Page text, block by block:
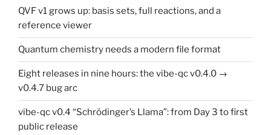
QVF v1 grows up: basis sets, full reactions, and a
reference viewer
Quantum chemistry needs a modern file format
Eight releases in nine hours: the vibe-qc v0.4.0 →
v0.4.7 bug arc
vibe-qc v0.4 “Schrödinger’s Llama”: from Day 3 to first
public release